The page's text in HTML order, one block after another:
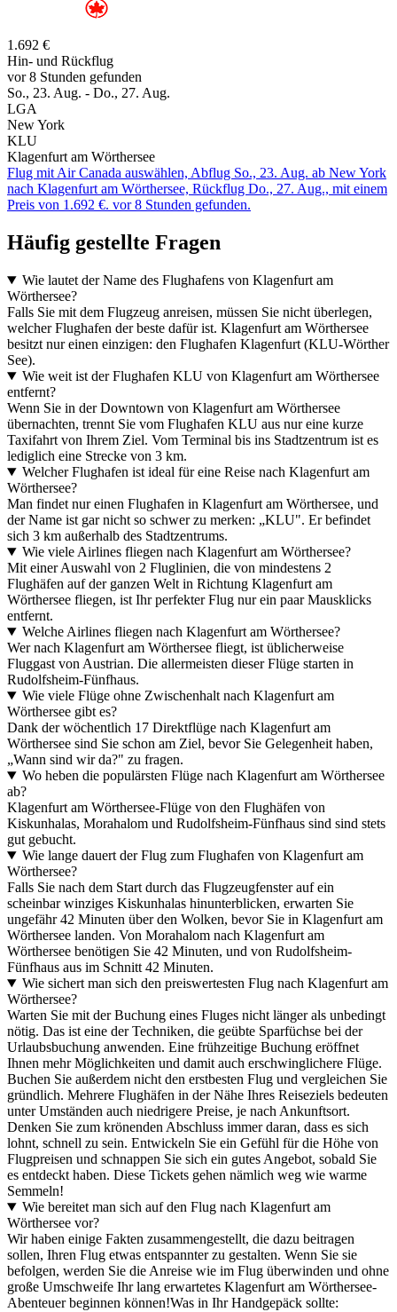
1.692 €
Hin- und Rückflug
vor 8 Stunden gefunden
So., 23. Aug. - Do., 27. Aug.
LGA
New York
KLU
Klagenfurt am Wörthersee
Flug mit Air Canada auswählen, Abflug So., 23. Aug. ab New York
nach Klagenfurt am Wörthersee, Rückflug Do., 27. Aug., mit einem
Preis von 1.692 €. vor 8 Stunden gefunden.
Häufig gestellte Fragen
Wie lautet der Name des Flughafens von Klagenfurt am
Wörthersee?
Falls Sie mit dem Flugzeug anreisen, müssen Sie nicht überlegen,
welcher Flughafen der beste dafür ist. Klagenfurt am Wörthersee
besitzt nur einen einzigen: den Flughafen Klagenfurt (KLU-Wörther
See).
Wie weit ist der Flughafen KLU von Klagenfurt am Wörthersee
entfernt?
Wenn Sie in der Downtown von Klagenfurt am Wörthersee
übernachten, trennt Sie vom Flughafen KLU aus nur eine kurze
Taxifahrt von Ihrem Ziel. Vom Terminal bis ins Stadtzentrum ist es
lediglich eine Strecke von 3 km.
Welcher Flughafen ist ideal für eine Reise nach Klagenfurt am
Wörthersee?
Man findet nur einen Flughafen in Klagenfurt am Wörthersee, und
der Name ist gar nicht so schwer zu merken: „KLU". Er befindet
sich 3 km außerhalb des Stadtzentrums.
Wie viele Airlines fliegen nach Klagenfurt am Wörthersee?
Mit einer Auswahl von 2 Fluglinien, die von mindestens 2
Flughäfen auf der ganzen Welt in Richtung Klagenfurt am
Wörthersee fliegen, ist Ihr perfekter Flug nur ein paar Mausklicks
entfernt.
Welche Airlines fliegen nach Klagenfurt am Wörthersee?
Wer nach Klagenfurt am Wörthersee fliegt, ist üblicherweise
Fluggast von Austrian. Die allermeisten dieser Flüge starten in
Rudolfsheim-Fünfhaus.
Wie viele Flüge ohne Zwischenhalt nach Klagenfurt am
Wörthersee gibt es?
Dank der wöchentlich 17 Direktflüge nach Klagenfurt am
Wörthersee sind Sie schon am Ziel, bevor Sie Gelegenheit haben,
„Wann sind wir da?" zu fragen.
Wo heben die populärsten Flüge nach Klagenfurt am Wörthersee
ab?
Klagenfurt am Wörthersee-Flüge von den Flughäfen von
Kiskunhalas, Morahalom und Rudolfsheim-Fünfhaus sind sind stets
gut gebucht.
Wie lange dauert der Flug zum Flughafen von Klagenfurt am
Wörthersee?
Falls Sie nach dem Start durch das Flugzeugfenster auf ein
scheinbar winziges Kiskunhalas hinunterblicken, erwarten Sie
ungefähr 42 Minuten über den Wolken, bevor Sie in Klagenfurt am
Wörthersee landen. Von Morahalom nach Klagenfurt am
Wörthersee benötigen Sie 42 Minuten, und von Rudolfsheim-
Fünfhaus aus im Schnitt 42 Minuten.
Wie sichert man sich den preiswertesten Flug nach Klagenfurt am
Wörthersee?
Warten Sie mit der Buchung eines Fluges nicht länger als unbedingt
nötig. Das ist eine der Techniken, die geübte Sparfüchse bei der
Urlaubsbuchung anwenden. Eine frühzeitige Buchung eröffnet
Ihnen mehr Möglichkeiten und damit auch erschwinglichere Flüge.
Buchen Sie außerdem nicht den erstbesten Flug und vergleichen Sie
gründlich. Mehrere Flughäfen in der Nähe Ihres Reiseziels bedeuten
unter Umständen auch niedrigere Preise, je nach Ankunftsort.
Denken Sie zum krönenden Abschluss immer daran, dass es sich
lohnt, schnell zu sein. Entwickeln Sie ein Gefühl für die Höhe von
Flugpreisen und schnappen Sie sich ein gutes Angebot, sobald Sie
es entdeckt haben. Diese Tickets gehen nämlich weg wie warme
Semmeln!
Wie bereitet man sich auf den Flug nach Klagenfurt am
Wörthersee vor?
Wir haben einige Fakten zusammengestellt, die dazu beitragen
sollen, Ihren Flug etwas entspannter zu gestalten. Wenn Sie sie
befolgen, werden Sie die Anreise wie im Flug überwinden und ohne
große Umschweife Ihr lang erwartetes Klagenfurt am Wörthersee-
Abenteuer beginnen können!Was in Ihr Handgepäck sollte: